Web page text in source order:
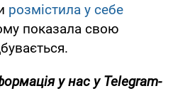
розмістила у себе
показала свою
у нас у Telegram-